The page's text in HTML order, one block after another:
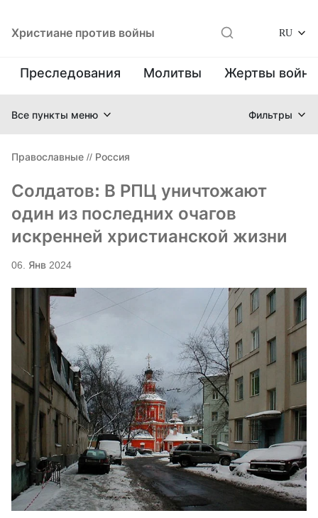
Христиане против войны RU
Преследования Молитвы Жертвы
Все пункты меню Фильтры
Православные // Россия
Солдатов: В РПЦ уничтожают
один из последних очагов
искренней христианской жизни
06. Янв 2024